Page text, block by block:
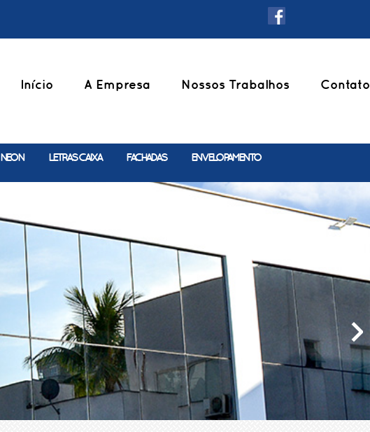
Início A Empresa Nossos Trabalhos Contato
ENVELOPAMENTO
FACHADAS
LETRAS CAIXA
NEON